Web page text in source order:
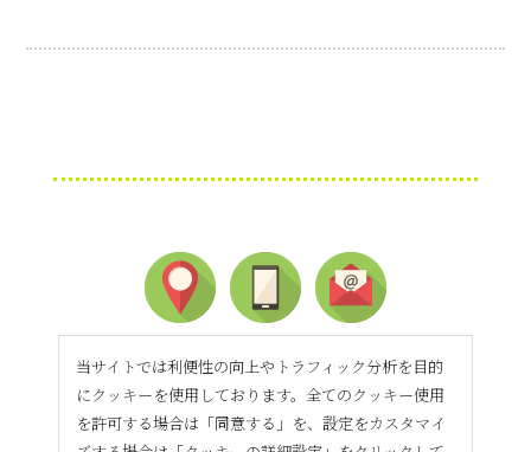
当サイトでは利便性の向上やトラフィック分析を目的
にクッキーを使用しております。全てのクッキー使用
を許可する場合は「同意する」を、設定をカスタマイ